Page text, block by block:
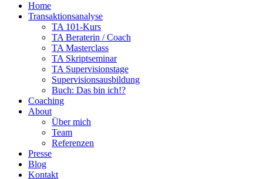
Home
Transaktionsanalyse
TA 101-Kurs
TA Beraterin / Coach
TA Masterclass
TA Skriptseminar
TA Supervisionstage
Supervisionsausbildung
Buch: Das bin ich!?
Coaching
About
Über mich
Team
Referenzen
Presse
Blog
Kontakt